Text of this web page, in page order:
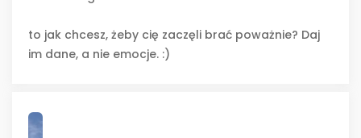
to jak chcesz, żeby cię zaczęli brać poważnie? Daj
im dane, a nie emocje. :)